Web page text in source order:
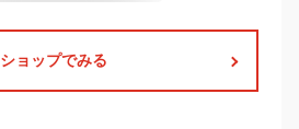
ショップでみる